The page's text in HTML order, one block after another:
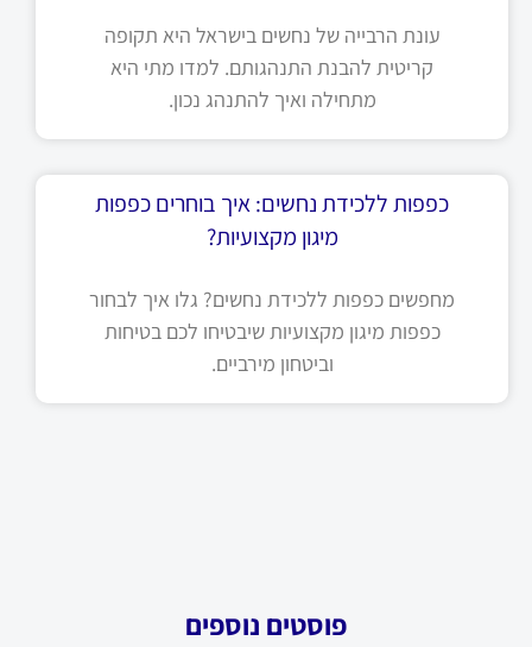
עונת הרבייה של נחשים בישראל היא תקופה
קריטית להבנת התנהגותם. למדו מתי היא
מתחילה ואיך להתנהג נכון.
כפפות ללכידת נחשים: איך בוחרים כפפות
מיגון מקצועיות?
מחפשים כפפות ללכידת נחשים? גלו איך לבחור
כפפות מיגון מקצועיות שיבטיחו לכם בטיחות
וביטחון מירביים.
פוסטים נוספים